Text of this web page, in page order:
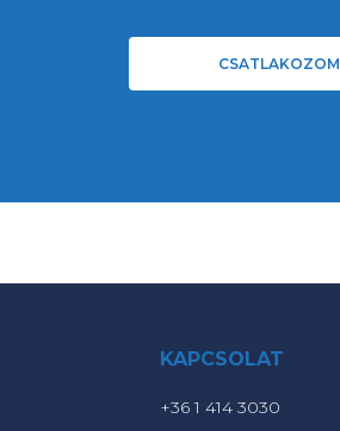
CSATLAKOZOM
KAPCSOLAT
+36 1 414 3030